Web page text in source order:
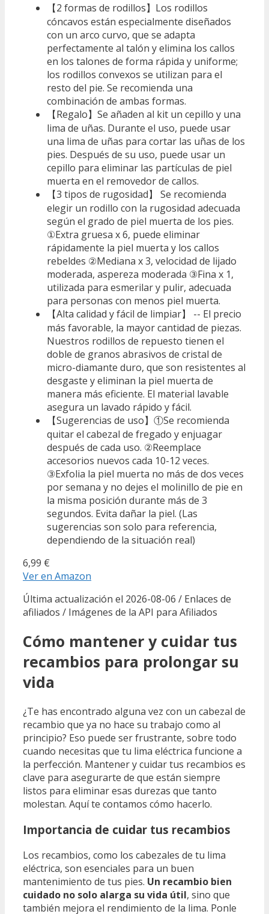
【2 formas de rodillos】Los rodillos
cóncavos están especialmente diseñados
con un arco curvo, que se adapta
perfectamente al talón y elimina los callos
en los talones de forma rápida y uniforme;
los rodillos convexos se utilizan para el
resto del pie. Se recomienda una
combinación de ambas formas.
【Regalo】Se añaden al kit un cepillo y una
lima de uñas. Durante el uso, puede usar
una lima de uñas para cortar las uñas de los
pies. Después de su uso, puede usar un
cepillo para eliminar las partículas de piel
muerta en el removedor de callos.
【3 tipos de rugosidad】 Se recomienda
elegir un rodillo con la rugosidad adecuada
según el grado de piel muerta de los pies.
①Extra gruesa x 6, puede eliminar
rápidamente la piel muerta y los callos
rebeldes ②Mediana x 3, velocidad de lijado
moderada, aspereza moderada ③Fina x 1,
utilizada para esmerilar y pulir, adecuada
para personas con menos piel muerta.
【Alta calidad y fácil de limpiar】 -- El precio
más favorable, la mayor cantidad de piezas.
Nuestros rodillos de repuesto tienen el
doble de granos abrasivos de cristal de
micro-diamante duro, que son resistentes al
desgaste y eliminan la piel muerta de
manera más eficiente. El material lavable
asegura un lavado rápido y fácil.
【Sugerencias de uso】①Se recomienda
quitar el cabezal de fregado y enjuagar
después de cada uso. ②Reemplace
accesorios nuevos cada 10-12 veces.
③Exfolia la piel muerta no más de dos veces
por semana y no dejes el molinillo de pie en
la misma posición durante más de 3
segundos. Evita dañar la piel. (Las
sugerencias son solo para referencia,
dependiendo de la situación real)
6,99 €
Ver en Amazon
Última actualización el 2026-08-06 / Enlaces de
afiliados / Imágenes de la API para Afiliados
Cómo mantener y cuidar tus
recambios para prolongar su
vida
¿Te has encontrado alguna vez con un cabezal de
recambio que ya no hace su trabajo como al
principio? Eso puede ser frustrante, sobre todo
cuando necesitas que tu lima eléctrica funcione a
la perfección. Mantener y cuidar tus recambios es
clave para asegurarte de que están siempre
listos para eliminar esas durezas que tanto
molestan. Aquí te contamos cómo hacerlo.
Importancia de cuidar tus recambios
Los recambios, como los cabezales de tu lima
eléctrica, son esenciales para un buen
mantenimiento de tus pies. Un recambio bien
cuidado no solo alarga su vida útil, sino que
también mejora el rendimiento de la lima. Ponle